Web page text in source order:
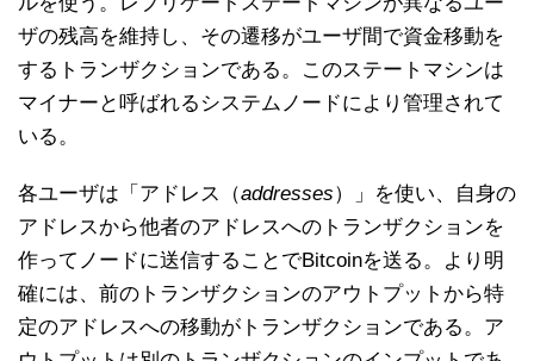
ザの残高を維持し、その遷移がユーザ間で資金移動を
するトランザクションである。このステートマシンは
マイナーと呼ばれるシステムノードにより管理されて
いる。
各ユーザは「アドレス（addresses）」を使い、自身の
アドレスから他者のアドレスへのトランザクションを
作ってノードに送信することでBitcoinを送る。より明
確には、前のトランザクションのアウトプットから特
定のアドレスへの移動がトランザクションである。ア